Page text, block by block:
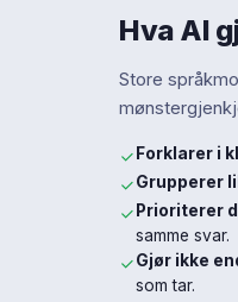
Hva AI
Store
Forklarer i
Grupperer
Prioriterer
samme svar.
Gjør ikke
som tar.